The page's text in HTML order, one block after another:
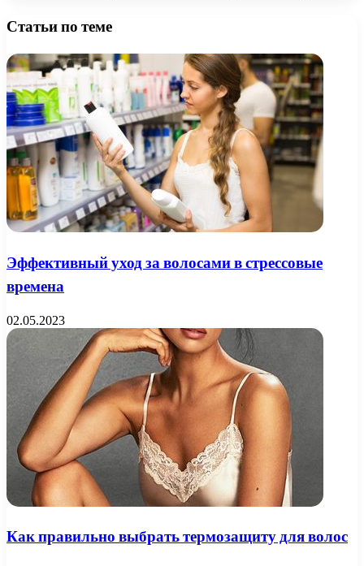
Статьи по теме
Эффективный уход за волосами в стрессовые
времена
02.05.2023
Как правильно выбрать термозащиту для волос